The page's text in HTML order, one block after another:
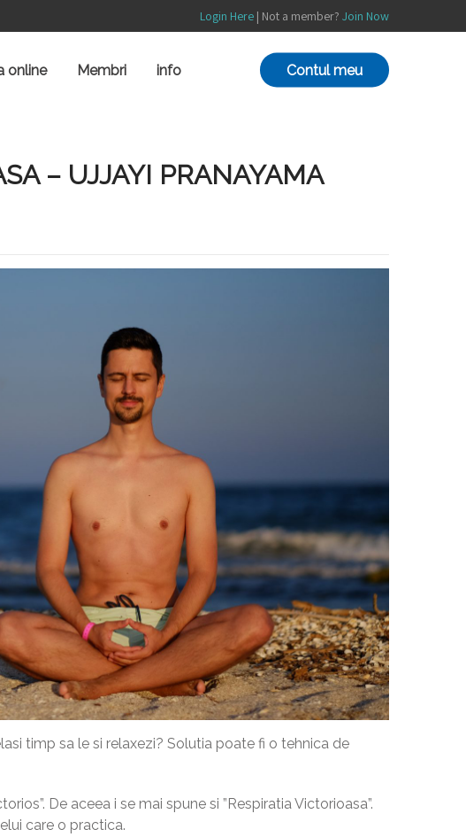
Login Here | Not a member? Join Now
Contul meu
online Membri info
– UJJAYI PRANAYAMA
timp sa le si relaxezi? Solutia poate fi o tehnica de
De aceea i se mai spune si ”Respiratia Victorioasa”.
care o practica.